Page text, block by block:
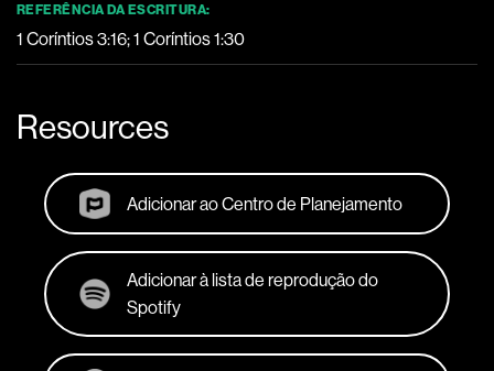
REFERÊNCIA DA ESCRITURA:
1 Coríntios 3:16; 1 Coríntios 1:30
Resources
Adicionar ao Centro de Planejamento
Adicionar à lista de reprodução do
Spotify